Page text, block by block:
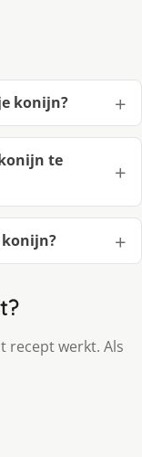
konijn?
te
recept werkt. Als